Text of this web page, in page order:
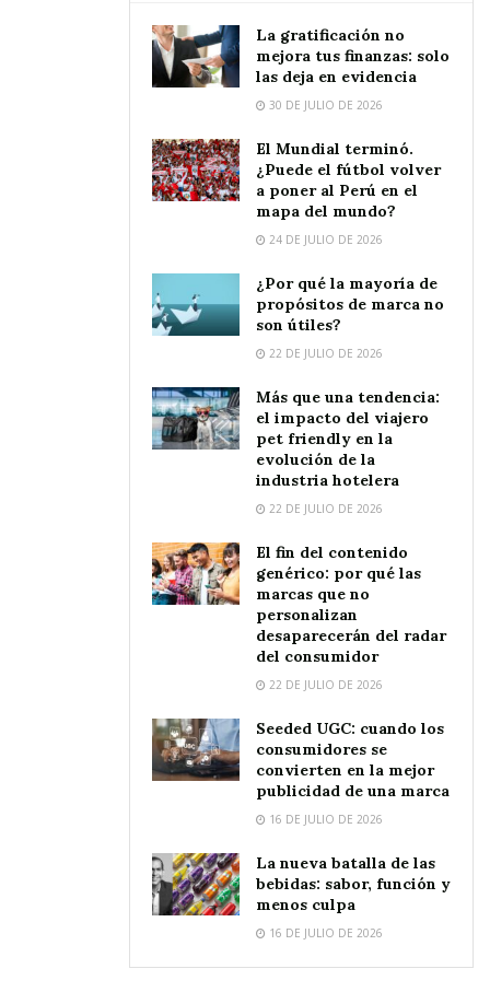
La gratificación no
mejora tus finanzas: solo
las deja en evidencia
30 DE JULIO DE 2026
El Mundial terminó.
¿Puede el fútbol volver
a poner al Perú en el
mapa del mundo?
24 DE JULIO DE 2026
¿Por qué la mayoría de
propósitos de marca no
son útiles?
22 DE JULIO DE 2026
Más que una tendencia:
el impacto del viajero
pet friendly en la
evolución de la
industria hotelera
22 DE JULIO DE 2026
El fin del contenido
genérico: por qué las
marcas que no
personalizan
desaparecerán del radar
del consumidor
22 DE JULIO DE 2026
Seeded UGC: cuando los
consumidores se
convierten en la mejor
publicidad de una marca
16 DE JULIO DE 2026
La nueva batalla de las
bebidas: sabor, función y
menos culpa
16 DE JULIO DE 2026